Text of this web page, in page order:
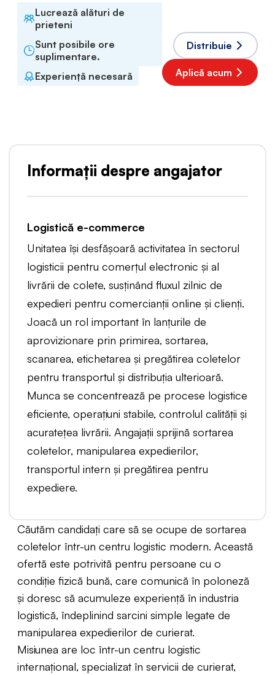
Lucrează alături de
prieteni
Sunt posibile ore
suplimentare.
Experiență necesară
Distribuie
Aplică acum
Informații despre angajator
Logistică e-commerce
Unitatea își desfășoară activitatea în sectorul
logisticii pentru comerțul electronic și al
livrării de colete, susținând fluxul zilnic de
expedieri pentru comercianții online și clienți.
Joacă un rol important în lanțurile de
aprovizionare prin primirea, sortarea,
scanarea, etichetarea și pregătirea coletelor
pentru transportul și distribuția ulterioară.
Munca se concentrează pe procese logistice
eficiente, operațiuni stabile, controlul calității și
acuratețea livrării. Angajații sprijină sortarea
coletelor, manipularea expedierilor,
transportul intern și pregătirea pentru
expediere.
Căutăm candidați care să se ocupe de sortarea
coletelor într-un centru logistic modern. Această
ofertă este potrivită pentru persoane cu o
condiție fizică bună, care comunică în poloneză
și doresc să acumuleze experiență în industria
logistică, îndeplinind sarcini simple legate de
manipularea expedierilor de curierat.
Misiunea are loc într-un centru logistic
internațional, specializat în servicii de curierat,